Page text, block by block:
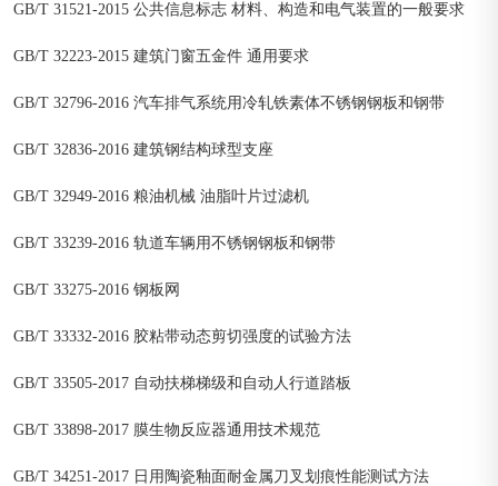
GB/T 31521-2015 公共信息标志 材料、构造和电气装置的一般要求
GB/T 32223-2015 建筑门窗五金件 通用要求
GB/T 32796-2016 汽车排气系统用冷轧铁素体不锈钢钢板和钢带
GB/T 32836-2016 建筑钢结构球型支座
GB/T 32949-2016 粮油机械 油脂叶片过滤机
GB/T 33239-2016 轨道车辆用不锈钢钢板和钢带
GB/T 33275-2016 钢板网
GB/T 33332-2016 胶粘带动态剪切强度的试验方法
GB/T 33505-2017 自动扶梯梯级和自动人行道踏板
GB/T 33898-2017 膜生物反应器通用技术规范
GB/T 34251-2017 日用陶瓷釉面耐金属刀叉划痕性能测试方法